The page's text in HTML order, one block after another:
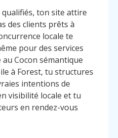
qualifiés, ton site attire
des clients prêts à
locale te
pour des services
Cocon sémantique
à Forest, tu structures
intentions de
visibilité locale et tu
en rendez-vous